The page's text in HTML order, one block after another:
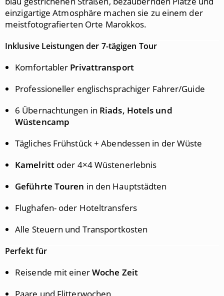
einzigartige Atmosphäre machen sie zu einem der
meistfotografierten Orte Marokkos.
Inklusive Leistungen der 7-tägigen Tour
Komfortabler Privattransport
Professioneller englischsprachiger Fahrer/Guide
6 Übernachtungen in Riads, Hotels und
Wüstencamp
Tägliches Frühstück + Abendessen in der Wüste
Kamelrittoder 4×4 Wüstenerlebnis
Geführte Touren in den Hauptstädten
Flughafen- oder Hoteltransfers
Alle Steuern und Transportkosten
Perfekt für
Reisende mit einerWoche Zeit